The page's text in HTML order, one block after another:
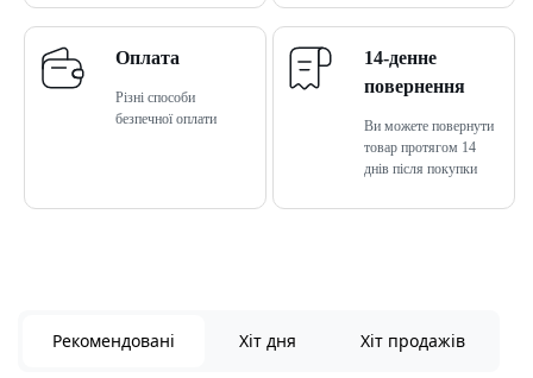
Оплата
Різні способи
безпечної оплати
14-денне
повернення
Ви можете повернути
товар протягом 14
днів після покупки
Рекомендовані Хіт дня Хіт продажів